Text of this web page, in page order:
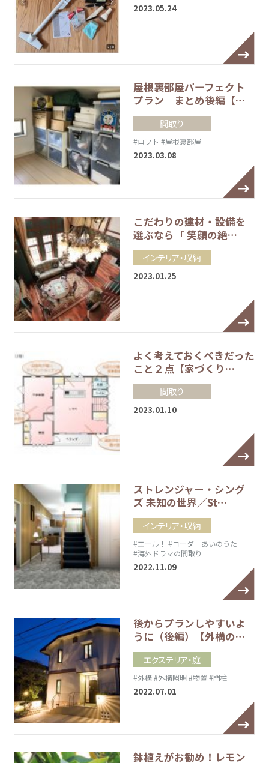
2023.05.24
屋根裏部屋パーフェクト
プラン まとめ後編【…
間取り
#ロフト #屋根裏部屋
2023.03.08
こだわりの建材・設備を
選ぶなら「 笑顔の絶…
インテリア・収納
2023.01.25
よく考えておくべきだった
こと２点【家づくり…
間取り
2023.01.10
ストレンジャー・シング
ズ 未知の世界／St…
インテリア・収納
#エール！ #コーダ あいのうた
#海外ドラマの間取り
2022.11.09
後からプランしやすいよ
うに（後編）【外構の…
エクステリア・庭
#外構#外構照明 #物置 #門柱
2022.07.01
鉢植えがお勧め！レモン